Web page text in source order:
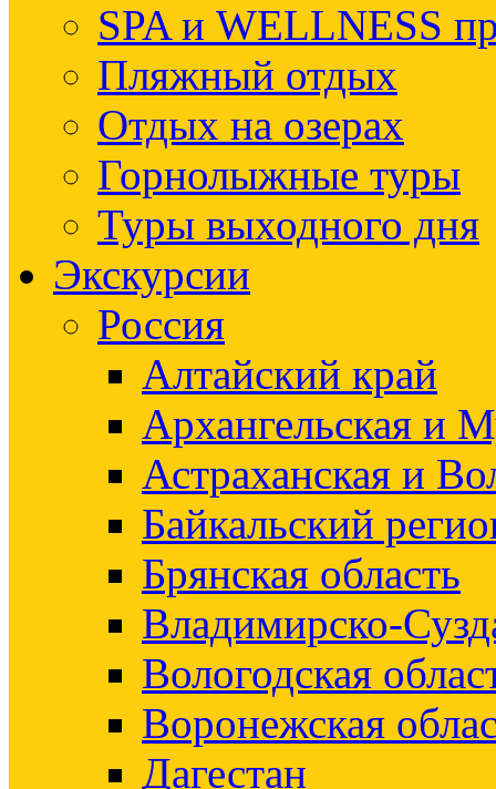
SPA и WELLNESS
Пляжный отдых
Отдых на озерах
Горнолыжные туры
Туры выходного дня
Экскурсии
Россия
Алтайский край
Архангельская и
Астраханская и
Байкальский
Брянская область
Владимирско-
Вологодская
Воронежская
Дагестан